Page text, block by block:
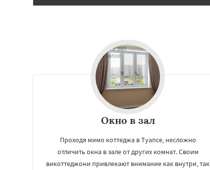
Окно в зал
Проходя мимо коттеджа в Туапсе, несложно
отличить окна в зале от других комнат. Своим
викоттеджони привлекают внимание как внутри, так